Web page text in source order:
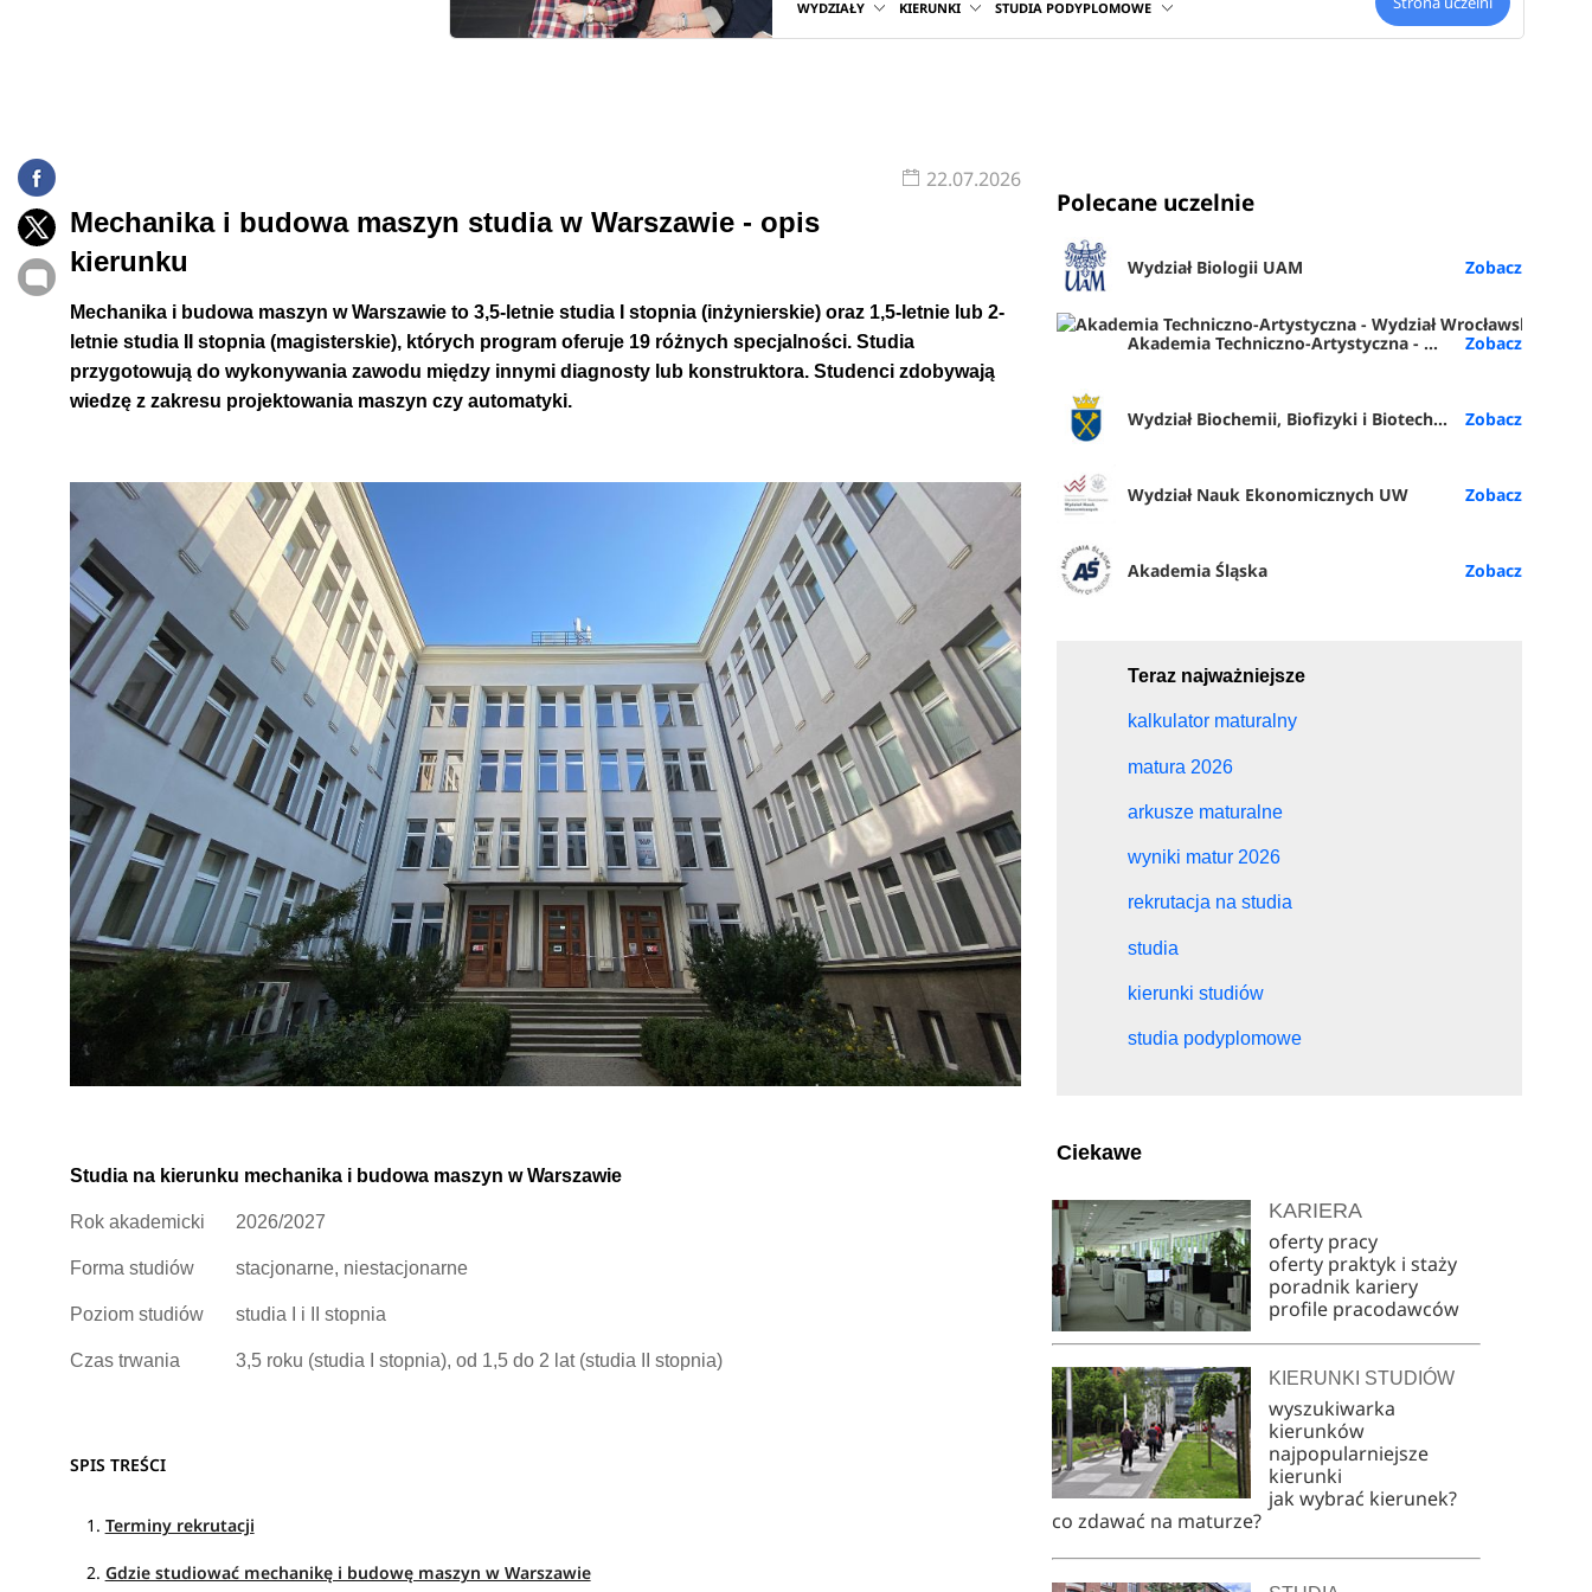
zdolnościami technicznymi, logicznym myśleniem, ale również cierpliwością w rozwiązywaniu złożonych problemów. Sprawdź
Mechanika i budowa maszyn jest kierunkiem reprezentującym obszar studiów technicznych i inżynierskich, a zatem
matematyką. Umiejętności te można trenować rozwiązując arkusze egzaminacyjne z lat ubiegłych, jak również zapisując się na
różnego rodzaju kursy przygotowujące do matury.
Program kształcenia obejmuje szeroki zakres przedmiotów związanych z projektowaniem, konstrukcją i eksploatacją
Studenci poznają między innymi: mechanikę techniczną, wytrzymałość materiałów, podstawy konstrukcji maszyn,
oraz podstawy zarządzania produkcją.
Charakterystyka studiów
Mechanika i budowa maszyn w Warszawie to 3,5- roczne studia pierwszego stopnia (inżynierskie) oraz 1,5- roczne studia
drugiego stopnia (magisterskie). Studia można podjąć w formie stacjonarnej lub niestacjonarnej.
Zobaczpełen opis
kierunku >
WYDZIAŁY KIERUNKI STUDIA PODYPLOMOWE
22.07.2026
Mechanika i budowa maszyn studia w Warszawie - opis
kierunku
Mechanika i budowa maszyn w Warszawie to 3,5-letnie studia I stopnia (inżynierskie) oraz 1,5-letnie lub 2-
letnie studia II stopnia (magisterskie), których program oferuje 19 różnych specjalności. Studia
przygotowują do wykonywania zawodu między innymi diagnosty lub konstruktora. Studenci zdobywają
wiedzę z zakresu projektowania maszyn czy automatyki.
Studia na kierunku mechanika i budowa maszyn w Warszawie
Rok akademicki 2026/2027
Forma studiów stacjonarne, niestacjonarne
Poziom studiów studia I i II stopnia
Czas trwania 3,5 roku (studia I stopnia), od 1,5 do 2 lat (studia II stopnia)
SPIS TREŚCI
Terminy rekrutacji
Gdzie studiować mechanikę i budowę maszyn w Warszawie
Polecane uczelnie
Wydział Biologii UAM
Akademia Techniczno-Artystyczna - Wydział Wrocławska Akademia Biznesu (ATA Wrocław)
Wydział Biochemii, Biofizyki i Biotechnologii UJ
Wydział Nauk Ekonomicznych UW
Akademia Śląska
Teraz najważniejsze
kalkulator maturalny
matura 2026
arkusze maturalne
wyniki matur 2026
rekrutacja na studia
studia
kierunki studiów
studia podyplomowe
Ciekawe
KARIERA
oferty pracy
oferty praktyk i staży
poradnik kariery
profile pracodawców
KIERUNKI STUDIÓW
wyszukiwarka
kierunków
najpopularniejsze
kierunki
jak wybrać kierunek?
co zdawać na maturze?